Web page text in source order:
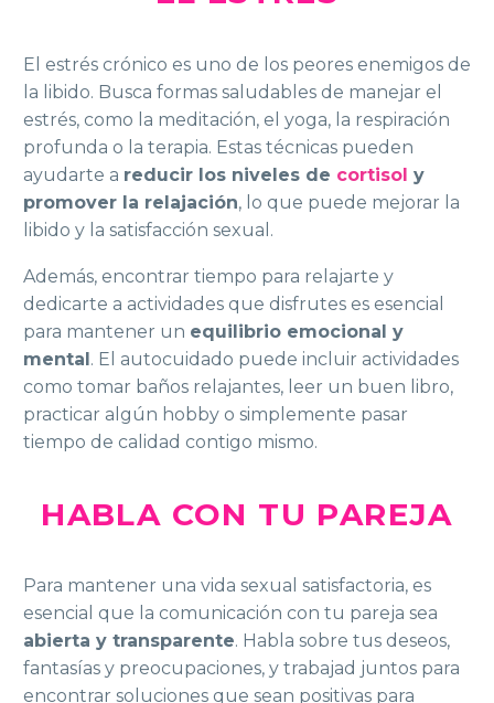
El estrés crónico es uno de los peores enemigos de
la libido. Busca formas saludables de manejar el
estrés, como la meditación, el yoga, la respiración
profunda o la terapia. Estas técnicas pueden
ayudarte a reducir los niveles de cortisol y
promover la relajación, lo que puede mejorar la
libido y la satisfacción sexual.
Además, encontrar tiempo para relajarte y
dedicarte a actividades que disfrutes es esencial
para mantener un equilibrio emocional y
mental . El autocuidado puede incluir actividades
como tomar baños relajantes, leer un buen libro,
practicar algún hobby o simplemente pasar
tiempo de calidad contigo mismo.
HABLA CON TU PAREJA
Para mantener una vida sexual satisfactoria, es
esencial que la comunicación con tu pareja sea
abierta y transparente. Habla sobre tus deseos,
fantasías y preocupaciones, y trabajad juntos para
encontrar soluciones que sean positivas para